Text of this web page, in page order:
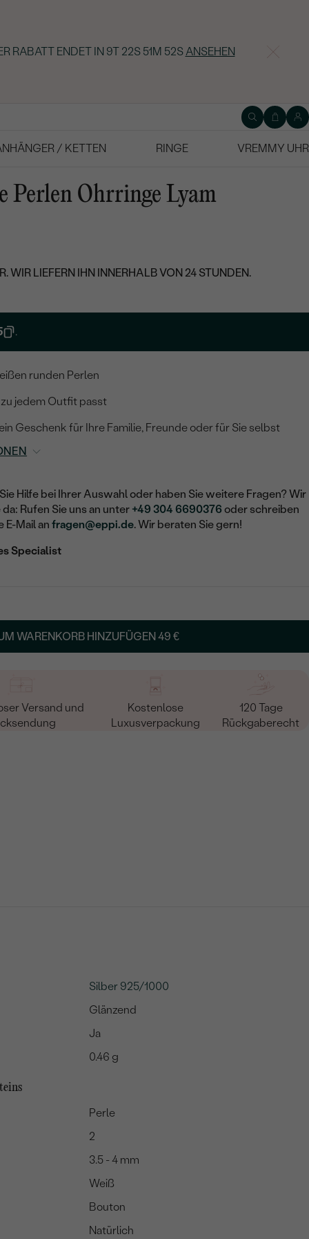
RABATT ENDET IN9T 22S 51M 51S ANSEHEN
/ KETTEN RINGE
VREMMY UHR
Perlen Ohrringe Lyam
WIR LIEFERN IHN INNERHALB VON 24 STUNDEN.
.
runden Perlen
jedem Outfit passt
Geschenk für Ihre Familie, Freunde oder für Sie selbst
Hilfe bei Ihrer Auswahl oder haben Sie weitere Fragen? Wir
Rufen Sie uns an unter +49 304 6690376 oder schreiben
E-Mail anfragen@eppi.de. Wir beraten Sie gern!
Specialist
WARENKORB HINZUFÜGEN49 €
Versand und
Kostenlose
Luxusverpackung
120 Tage
Rückgaberecht
Silber 925/1000
Glänzend
Ja
0.46 g
Perle
2
3.5 - 4 mm
Weiß
Bouton
Natürlich